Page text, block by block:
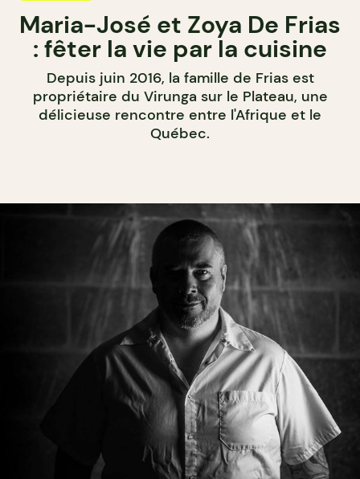
Maria-José et Zoya De Frias
: fêter la vie par la cuisine
Depuis juin 2016, la famille de Frias est
propriétaire du Virunga sur le Plateau, une
délicieuse rencontre entre l'Afrique et le
Québec.